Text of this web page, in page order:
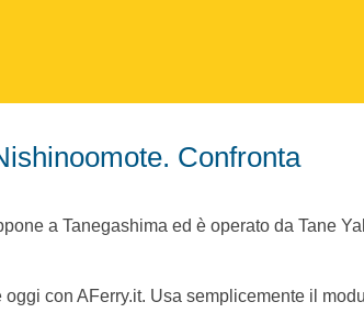
a Tanegashima ed è operato da Tane
con AFerry.it. Usa semplicemente il